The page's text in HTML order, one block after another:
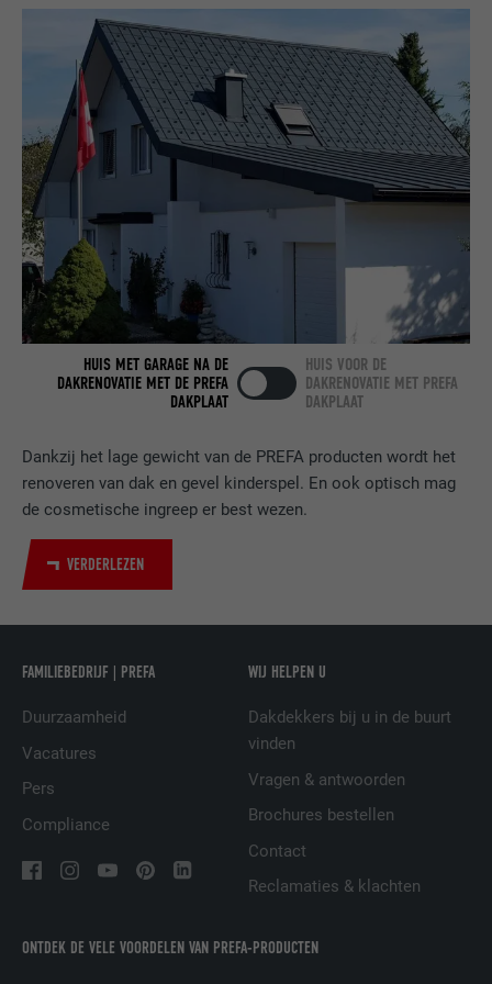
Dankzij het lage gewicht van de PREFA producten wordt het
renoveren van dak en gevel kinderspel. En ook optisch mag
de cosmetische ingreep er best wezen.
VERDERLEZEN
HUIS MET GARAGE NA DE
DAKRENOVATIE MET DE PREFA
DAKPLAAT
HUIS VOOR DE
DAKRENOVATIE MET PREFA
DAKPLAAT
ONTDEK DE VELE VOORDELEN VAN PREFA-PRODUCTEN
FAMILIEBEDRIJF | PREFA
Duurzaamheid
Vacatures
Pers
Compliance
WIJ HELPEN U
Dakdekkers bij u in de buurt
vinden
Vragen & antwoorden
Brochures bestellen
Contact
Reclamaties & klachten
bcookie
AANBIEDER LinkedIn
VERVALTIJD 2 jaar
Gebruikt door de socialnetworking-dienst
LinkedIn voor het volgen van het gebruik
NAAM bscookie
2 jaar
Gebruikt door de socialnetworking-dienst
LinkedIn voor het volgen van het gebruik
van ingebedde diensten.
NAAM
AANBIEDER LinkedIn
VERVALTIJD
DOEL
Wordt gebruikt om bezoekers op meerdere
websites te volgen, om op basis van de
reclame te presenteren.
NAAM lidc